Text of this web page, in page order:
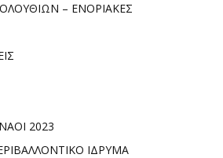
– ΕΝΟΡΙΑΚΕΣ
2023
ΙΔΡΥΜΑ